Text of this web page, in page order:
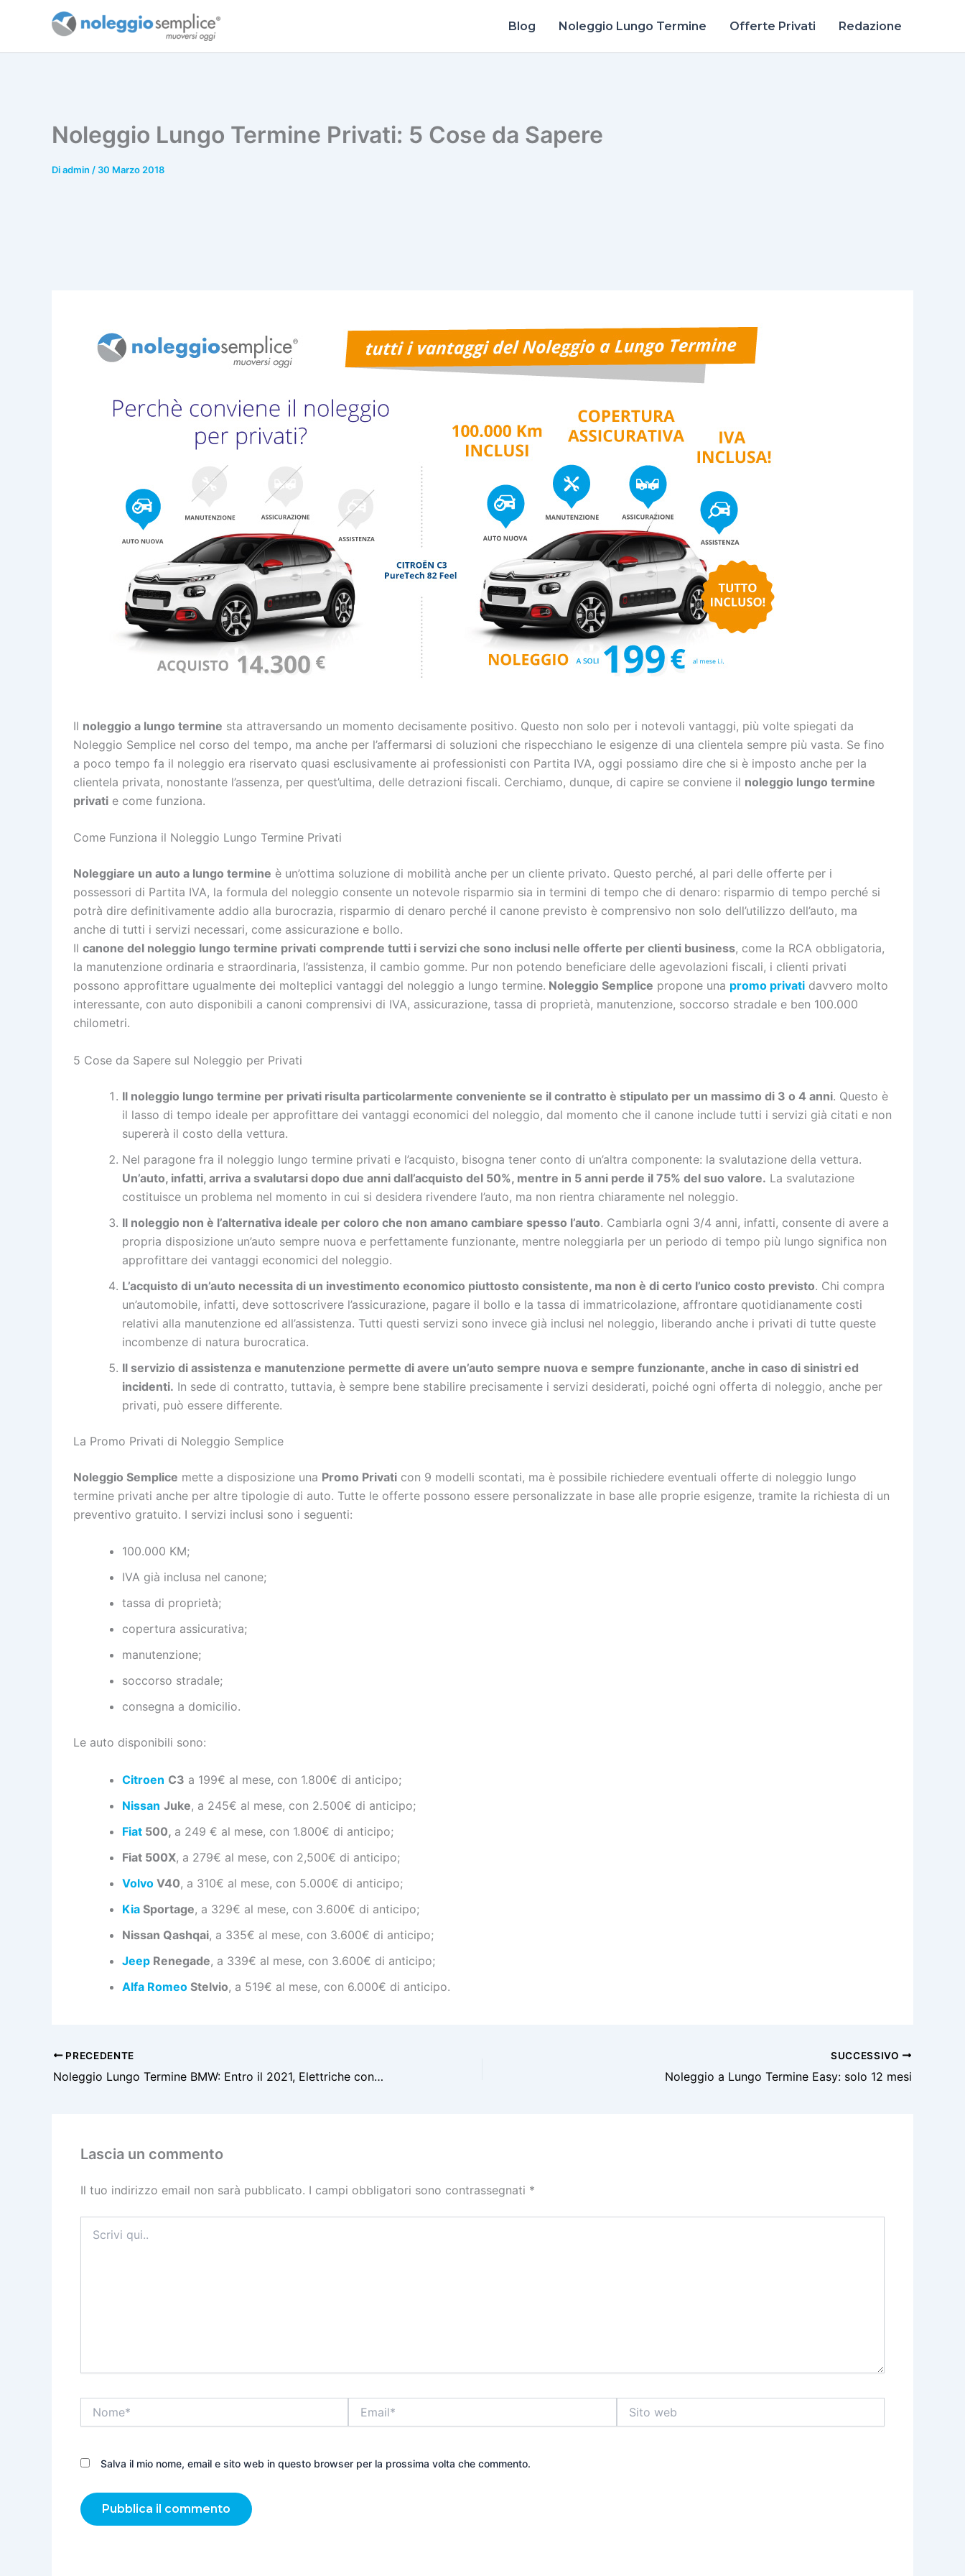
Blog Noleggio Lungo Termine Offerte Privati Redazione
Noleggio Lungo Termine Privati: 5 Cose da Sapere
Diadmin / 30 Marzo 2018
Il noleggio a lungo termine sta attraversando un momento decisamente positivo. Questo non solo per i notevoli vantaggi, più volte spiegati da
Noleggio Semplice nel corso del tempo, ma anche per l’affermarsi di soluzioni che rispecchiano le esigenze di una clientela sempre più vasta. Se fino
a poco tempo fa il noleggio era riservato quasi esclusivamente ai professionisti con Partita IVA, oggi possiamo dire che si è imposto anche per la
clientela privata, nonostante l’assenza, per quest’ultima, delle detrazioni fiscali. Cerchiamo, dunque, di capire se conviene il noleggio lungo termine
privati e come funziona.
Come Funziona il Noleggio Lungo Termine Privati
Noleggiare un auto a lungo termine è un’ottima soluzione di mobilità anche per un cliente privato. Questo perché, al pari delle offerte per i
possessori di Partita IVA, la formula del noleggio consente un notevole risparmio sia in termini di tempo che di denaro: risparmio di tempo perché si
potrà dire definitivamente addio alla burocrazia, risparmio di denaro perché il canone previsto è comprensivo non solo dell’utilizzo dell’auto, ma
anche di tutti i servizi necessari, come assicurazione e bollo.
Il canone del noleggio lungo termine privati comprende tutti i servizi che sono inclusi nelle offerte per clienti business, come la RCA obbligatoria,
la manutenzione ordinaria e straordinaria, l’assistenza, il cambio gomme. Pur non potendo beneficiare delle agevolazioni fiscali, i clienti privati
possono approfittare ugualmente dei molteplici vantaggi del noleggio a lungo termine. Noleggio Semplice propone una promo privati davvero molto
interessante, con auto disponibili a canoni comprensivi di IVA, assicurazione, tassa di proprietà, manutenzione, soccorso stradale e ben 100.000
chilometri.
5 Cose da Sapere sul Noleggio per Privati
Il noleggio lungo termine per privati risulta particolarmente conveniente se il contratto è stipulato per un massimo di 3 o 4 anni. Questo è
il lasso di tempo ideale per approfittare dei vantaggi economici del noleggio, dal momento che il canone include tutti i servizi già citati e non
supererà il costo della vettura.
Nel paragone fra il noleggio lungo termine privati e l’acquisto, bisogna tener conto di un’altra componente: la svalutazione della vettura.
Un’auto, infatti, arriva a svalutarsi dopo due anni dall’acquisto del 50%, mentre in 5 anni perde il 75% del suo valore. La svalutazione
costituisce un problema nel momento in cui si desidera rivendere l’auto, ma non rientra chiaramente nel noleggio.
Il noleggio non è l’alternativa ideale per coloro che non amano cambiare spesso l’auto. Cambiarla ogni 3/4 anni, infatti, consente di avere a
propria disposizione un’auto sempre nuova e perfettamente funzionante, mentre noleggiarla per un periodo di tempo più lungo significa non
approfittare dei vantaggi economici del noleggio.
L’acquisto di un’auto necessita di un investimento economico piuttosto consistente, ma non è di certo l’unico costo previsto. Chi compra
un’automobile, infatti, deve sottoscrivere l’assicurazione, pagare il bollo e la tassa di immatricolazione, affrontare quotidianamente costi
relativi alla manutenzione ed all’assistenza. Tutti questi servizi sono invece già inclusi nel noleggio, liberando anche i privati di tutte queste
incombenze di natura burocratica.
Il servizio di assistenza e manutenzione permette di avere un’auto sempre nuova e sempre funzionante, anche in caso di sinistri ed
incidenti. In sede di contratto, tuttavia, è sempre bene stabilire precisamente i servizi desiderati, poiché ogni offerta di noleggio, anche per
privati, può essere differente.
La Promo Privati di Noleggio Semplice
Noleggio Semplice mette a disposizione una Promo Privati con 9 modelli scontati, ma è possibile richiedere eventuali offerte di noleggio lungo
termine privati anche per altre tipologie di auto. Tutte le offerte possono essere personalizzate in base alle proprie esigenze, tramite la richiesta di un
preventivo gratuito. I servizi inclusi sono i seguenti:
100.000 KM;
IVA già inclusa nel canone;
tassa di proprietà;
copertura assicurativa;
manutenzione;
soccorso stradale;
consegna a domicilio.
Le auto disponibili sono:
Citroen C3 a 199€ al mese, con 1.800€ di anticipo;
Nissan Juke, a 245€ al mese, con 2.500€ di anticipo;
Fiat 500, a 249 € al mese, con 1.800€ di anticipo;
Fiat 500X, a 279€ al mese, con 2,500€ di anticipo;
Volvo V40, a 310€ al mese, con 5.000€ di anticipo;
Kia Sportage, a 329€ al mese, con 3.600€ di anticipo;
Nissan Qashqai, a 335€ al mese, con 3.600€ di anticipo;
Jeep Renegade, a 339€ al mese, con 3.600€ di anticipo;
Alfa Romeo Stelvio, a 519€ al mese, con 6.000€ di anticipo.
PRECEDENTE
Noleggio Lungo Termine BMW: Entro il 2021, Elettriche con Autonomia da 700 KM
SUCCESSIVO
Noleggio a Lungo Termine Easy: solo 12 mesi
Lascia un commento
Il tuo indirizzo email non sarà pubblicato. I campi obbligatori sono contrassegnati *
qui..
web
Salva il mio nome, email e sito web in questo browser per la prossima volta che commento.